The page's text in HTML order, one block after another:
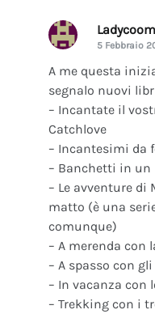
5 Febbraio
A me questa
segnalo nuovi
– Incantate il
Catchlove
– Incantesimi da
– Banchetti in un
– Le avventure di
matto (è una
comunque)
– A merenda con
– A spasso con
– In vacanza con
– Trekking con i